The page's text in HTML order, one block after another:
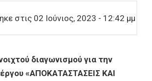
στις 02 Ιούνιος, 2023 - 12:42 μμ
διαγωνισμού για την
«ΑΠΟΚΑΤΑΣΤΑΣΕΙΣ ΚΑΙ